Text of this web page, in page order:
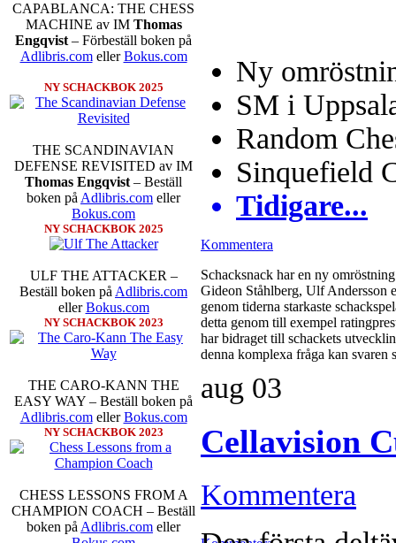
CAPABLANCA: THE CHESS
MACHINE av IM Thomas
Engqvist – Förbeställ boken på
Adlibris.comellerBokus.com
NY SCHACKBOK 2025
THE SCANDINAVIAN
DEFENSE REVISITED av IM
Thomas Engqvist – Beställ
boken på Adlibris.com eller
Bokus.com
NY SCHACKBOK 2025
ULF THE ATTACKER –
Beställ boken på Adlibris.com
ellerBokus.com
NY SCHACKBOK 2023
THE CARO-KANN THE
EASY WAY – Beställ boken på
Adlibris.comellerBokus.com
NY SCHACKBOK 2023
CHESS LESSONS FROM A
CHAMPION COACH – Beställ
boken på Adlibris.com eller
Ny
SM i
Random
Sinquefield
Tidigare...
Kommentera
Schacksnack har en ny
Gideon Ståhlberg, Ulf Andersson
genom tiderna starkaste
detta genom till exempel
har bidraget till schackets
denna komplexa fråga kan svaren
aug 03
Cellavision
Kommentera